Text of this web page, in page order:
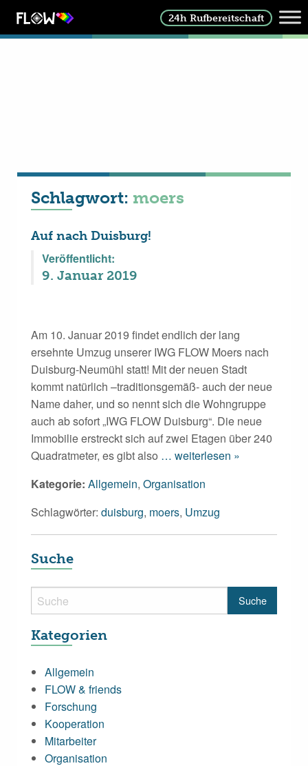
24h Rufbereitschaft
Schlagwort: moers
Auf nach Duisburg!
Veröffentlicht:
9. Januar 2019
Am 10. Januar 2019 findet endlich der lang
ersehnte Umzug unserer IWG FLOW Moers nach
Duisburg-Neumühl statt! Mit der neuen Stadt
kommt natürlich –traditionsgemäß- auch der neue
Name daher, und so nennt sich die Wohngruppe
auch ab sofort „IWG FLOW Duisburg“. Die neue
Immobilie erstreckt sich auf zwei Etagen über 240
Quadratmeter, es gibt also … weiterlesen »
Kategorie: Allgemein, Organisation
Schlagwörter: duisburg, moers, Umzug
Suche
Kategorien
Allgemein
FLOW & friends
Forschung
Kooperation
Mitarbeiter
Organisation